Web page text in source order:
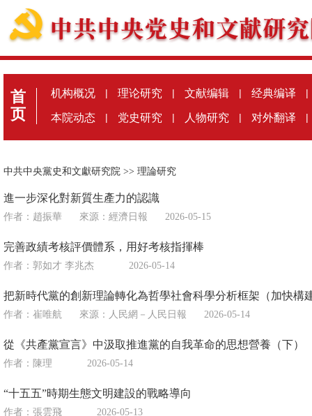
首
页
机构概况 | 理论研究 | 文献编辑 | 经典编译 |
本院动态 | 党史研究 | 人物研究 | 对外翻译 |
中共中央黨史和文獻研究院 >> 理論研究
進一步深化對新質生產力的認識
作者：趙振華 來源： 經濟日報 2026-05-15
完善政績考核評價體系，用好考核指揮棒
作者：郭如才 李兆杰 2026-05-14
把新時代黨的創新理論轉化為哲學社會科學分析框架（加快
作者：崔唯航 來源： 人民網－人民日報 2026-05-14
從《共產黨宣言》中汲取推進黨的自我革命的思想營養（下）
作者：陳理 2026-05-14
“十五五”時期生態文明建設的戰略導向
作者：張雲飛 2026-05-13